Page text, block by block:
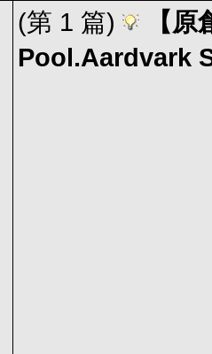
(第 1 篇)
【
Pool.Aardvark